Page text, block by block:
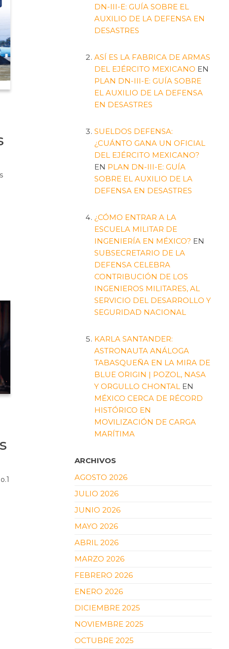
DN-III-E: GUÍA SOBRE EL
AUXILIO DE LA DEFENSA EN
DESASTRES
ASÍ ES LA FABRICA DE ARMAS
DEL EJÉRCITO MEXICANO EN
PLAN DN-III-E: GUÍA SOBRE
EL AUXILIO DE LA DEFENSA
EN DESASTRES
SUELDOS DEFENSA:
¿CUÁNTO GANA UN OFICIAL
DEL EJÉRCITO MEXICANO?
EN PLAN DN-III-E: GUÍA
SOBRE EL AUXILIO DE LA
DEFENSA EN DESASTRES
¿CÓMO ENTRAR A LA
ESCUELA MILITAR DE
INGENIERÍA EN MÉXICO? EN
SUBSECRETARIO DE LA
DEFENSA CELEBRA
CONTRIBUCIÓN DE LOS
INGENIEROS MILITARES, AL
SERVICIO DEL DESARROLLO Y
SEGURIDAD NACIONAL
KARLA SANTANDER:
ASTRONAUTA ANÁLOGA
TABASQUEÑA EN LA MIRA DE
BLUE ORIGIN | POZOL, NASA
Y ORGULLO CHONTAL EN
MÉXICO CERCA DE RÉCORD
HISTÓRICO EN
MOVILIZACIÓN DE CARGA
MARÍTIMA
ARCHIVOS
AGOSTO 2026
JULIO 2026
JUNIO 2026
MAYO 2026
ABRIL 2026
MARZO 2026
FEBRERO 2026
ENERO 2026
DICIEMBRE 2025
NOVIEMBRE 2025
OCTUBRE 2025